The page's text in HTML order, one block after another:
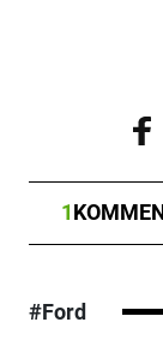
1
#Ford